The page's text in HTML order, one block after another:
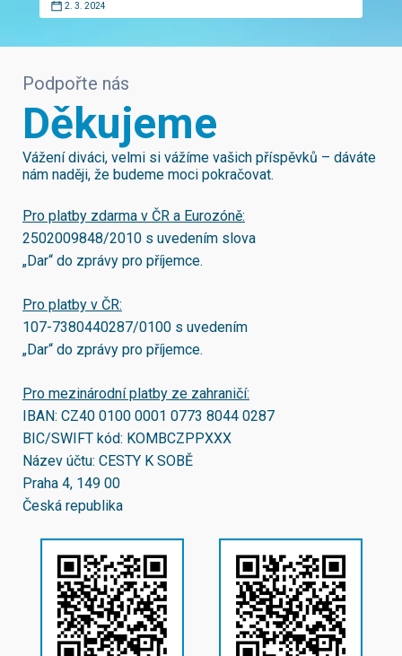
2. 3. 2024
Podpořte nás
Děkujeme
Vážení diváci, velmi si vážíme vašich příspěvků – dáváte
nám naději, že budeme moci pokračovat.
Pro platby zdarma v ČR a Eurozóně:
2502009848/2010 s uvedením slova
„Dar“ do zprávy pro příjemce.
Pro platby v ČR:
107-7380440287/0100 s uvedením
„Dar“ do zprávy pro příjemce.
Pro mezinárodní platby ze zahraničí:
IBAN: CZ40 0100 0001 0773 8044 0287
BIC/SWIFT kód: KOMBCZPPXXX
Název účtu: CESTY K SOBĚ
Praha 4, 149 00
Česká republika